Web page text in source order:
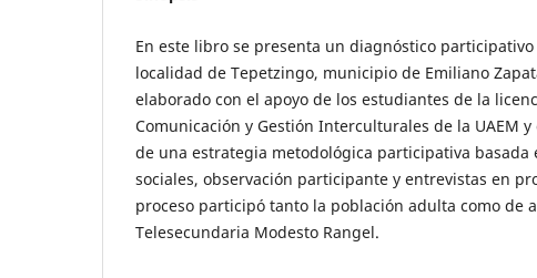
En este libro se presenta un diagnóstico
localidad de Tepetzingo, municipio de Emiliano
elaborado con el apoyo de los estudiantes de la
Comunicación y Gestión Interculturales de la UAEM
de una estrategia metodológica participativa basada
sociales, observación participante y entrevistas en
proceso participó tanto la población adulta como de
Telesecundaria Modesto Rangel.